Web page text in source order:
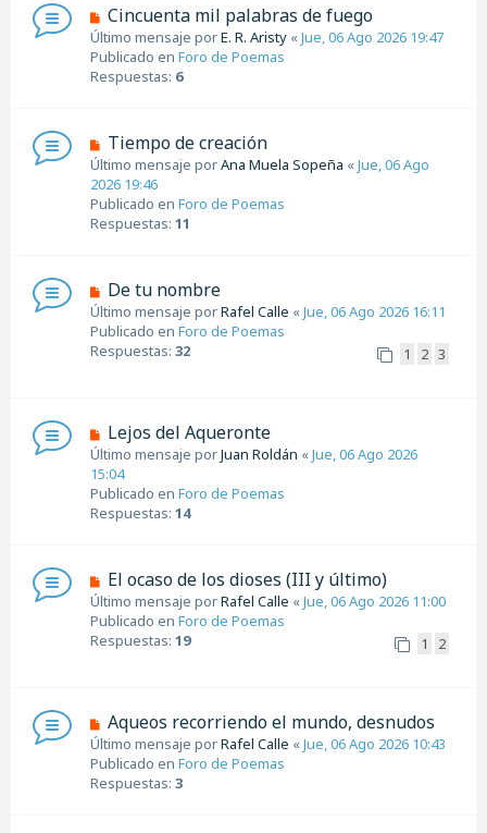
n
s
a
j
N
u
e
v
s
a
j
e
Cincuenta mil palabras de fuego
Último mensaje porE. R. Aristy «Jue, 06 Ago 2026 19:47
Publicado en Foro de Poemas
Respuestas: 6
N
u
e
v
o
s
a
j
e
Tiempo de creación
Último mensaje porAna Muela Sopeña «Jue, 06 Ago
2026 19:46
Publicado en Foro de Poemas
Respuestas: 11
N
u
e
v
n
s
a
j
e
De tu nombre
Último mensaje porRafel Calle «Jue, 06 Ago 2026 16:11
Publicado en Foro de Poemas
Respuestas: 32 1 2 3
N
u
e
v
o
s
a
j
e
Lejos del Aqueronte
Último mensaje porJuan Roldán «Jue, 06 Ago 2026
15:04
Publicado en Foro de Poemas
Respuestas: 14
N
u
e
v
n
s
a
j
e
El ocaso de los dioses (III y último)
Último mensaje porRafel Calle «Jue, 06 Ago 2026 11:00
Publicado en Foro de Poemas
Respuestas: 19 1 2
N
u
e
v
Aqueos recorriendo el mundo, desnudos
Último mensaje porRafel Calle «Jue, 06 Ago 2026 10:43
Publicado en Foro de Poemas
Respuestas: 3